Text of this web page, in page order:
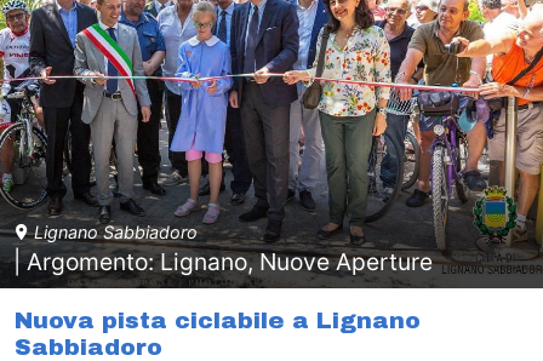
Lignano Sabbiadoro
| Argomento: Lignano, Nuove Aperture
Nuova pista ciclabile a Lignano
Sabbiadoro